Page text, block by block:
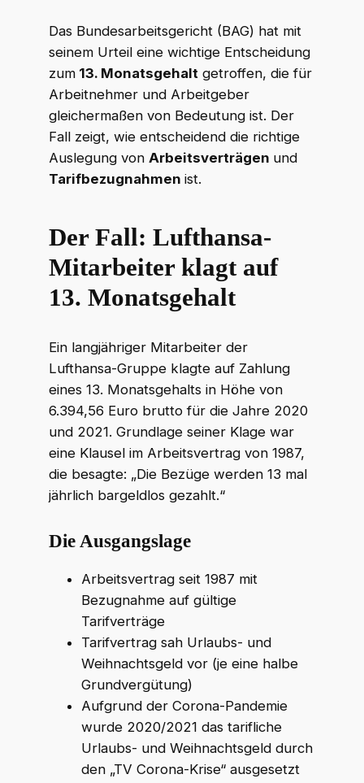
Das Bundesarbeitsgericht (BAG) hat mit
seinem Urteil eine wichtige Entscheidung
zum13. Monatsgehalt getroffen, die für
Arbeitnehmer und Arbeitgeber
gleichermaßen von Bedeutung ist. Der
Fall zeigt, wie entscheidend die richtige
Auslegung von Arbeitsverträgen und
Tarifbezugnahmen ist.
Der Fall: Lufthansa-
Mitarbeiter klagt auf
13. Monatsgehalt
Ein langjähriger Mitarbeiter der
Lufthansa-Gruppe klagte auf Zahlung
eines 13. Monatsgehalts in Höhe von
6.394,56 Euro brutto für die Jahre 2020
und 2021. Grundlage seiner Klage war
eine Klausel im Arbeitsvertrag von 1987,
die besagte: „Die Bezüge werden 13 mal
jährlich bargeldlos gezahlt.“
Die Ausgangslage
Arbeitsvertrag seit 1987 mit
Bezugnahme auf gültige
Tarifverträge
Tarifvertrag sah Urlaubs- und
Weihnachtsgeld vor (je eine halbe
Grundvergütung)
Aufgrund der Corona-Pandemie
wurde 2020/2021 das tarifliche
Urlaubs- und Weihnachtsgeld durch
den „TV Corona-Krise“ ausgesetzt